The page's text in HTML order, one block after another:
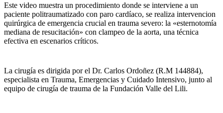
Este video muestra un procedimiento donde se interviene a un
paciente politraumatizado con paro cardíaco, se realiza intervencion
quirúrgica de emergencia crucial en trauma severo: la «esternotomía
mediana de resucitación» con clampeo de la aorta, una técnica
efectiva en escenarios críticos.
La cirugía es dirigida por el Dr. Carlos Ordoñez (R.M 144884),
especialista en Trauma, Emergencias y Cuidado Intensivo, junto al
equipo de cirugía de trauma de la Fundación Valle del Lili.